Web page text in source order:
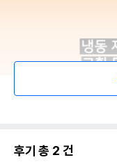
후기 총 2 건